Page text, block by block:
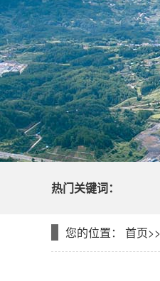
热门关键词：
您的位置： 首页>>